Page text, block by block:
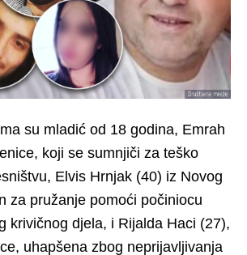
su mladić od 18 godina, Emrah
koji se sumnjiči za teško
Elvis Hrnjak (40) iz Novog
za pružanje pomoći počiniocu
krivičnog djela, i Rijalda Haci (27),
uhapšena zbog neprijavljivanja